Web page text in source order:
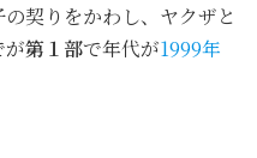
契りをかわし、ヤクザと
が第１部で年代が1999年